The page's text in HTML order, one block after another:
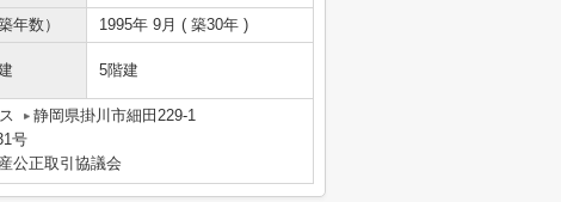
年数） 1995年 9月 ( 築30年 )
5階建
静岡県掛川市細田229-1
号
公正取引協議会